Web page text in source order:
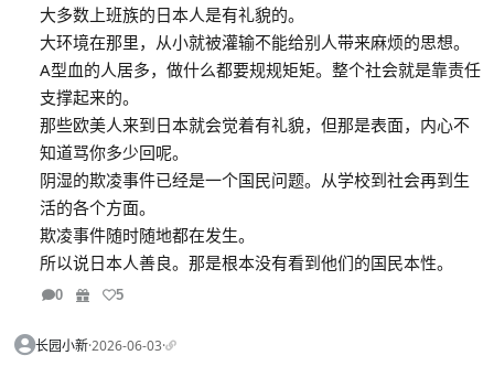
大多数上班族的日本人是有礼貌的。
大环境在那里，从小就被灌输不能给别人带来麻烦的思想。
A型血的人居多，做什么都要规规矩矩。整个社会就是靠责任
支撑起来的。
那些欧美人来到日本就会觉着有礼貌，但那是表面，内心不
知道骂你多少回呢。
阴湿的欺凌事件已经是一个国民问题。从学校到社会再到生
活的各个方面。
欺凌事件随时随地都在发生。
所以说日本人善良。那是根本没有看到他们的国民本性。
0 5
长园小新·2026-06-03·